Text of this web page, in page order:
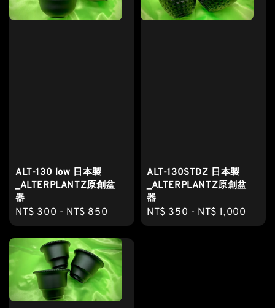
ALT-130 low 日本製
_ALTERPLANTZ原創盆
器
Regular
price
NT$ 300 - NT$ 850
ALT-130STDZ 日本製
_ALTERPLANTZ原創盆
器
Regular
price
NT$ 350 - NT$ 1,000